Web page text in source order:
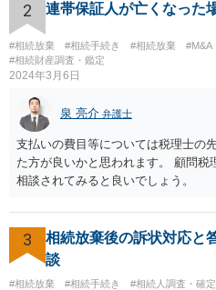
2 連帯保証人が亡くなった
#相続放棄 #相続手続き #相続放棄 #M&A
#相続財産調査・鑑定
2024年3月6日
泉 亮介 弁護士
支払いの費目等については税理士の
た方が良いかと思われます。 顧問
相談されてみると良いでしょう。
3
相続放棄後の訴状対応と
談
#相続放棄 #相続手続き #相続人調査・確定